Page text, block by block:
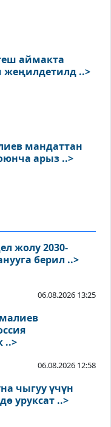
аймакта
жеңилдетилд ..>
мандаттан
арыз ..>
жолу 2030-
берил ..>
06.08.2026 13:25
экономикалык ..>
06.08.2026 12:58
чыгуу үчүн
милдеттүү түрдө уруксат ..>